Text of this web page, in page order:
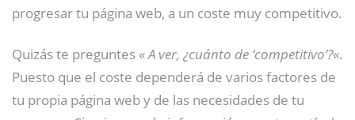
progresar tu página web, a un coste muy competitivo.
Quizás te preguntes «A ver, ¿cuánto de ‘competitivo’?«.
Puesto que el coste dependerá de varios factores de
tu propia página web y de las necesidades de tu